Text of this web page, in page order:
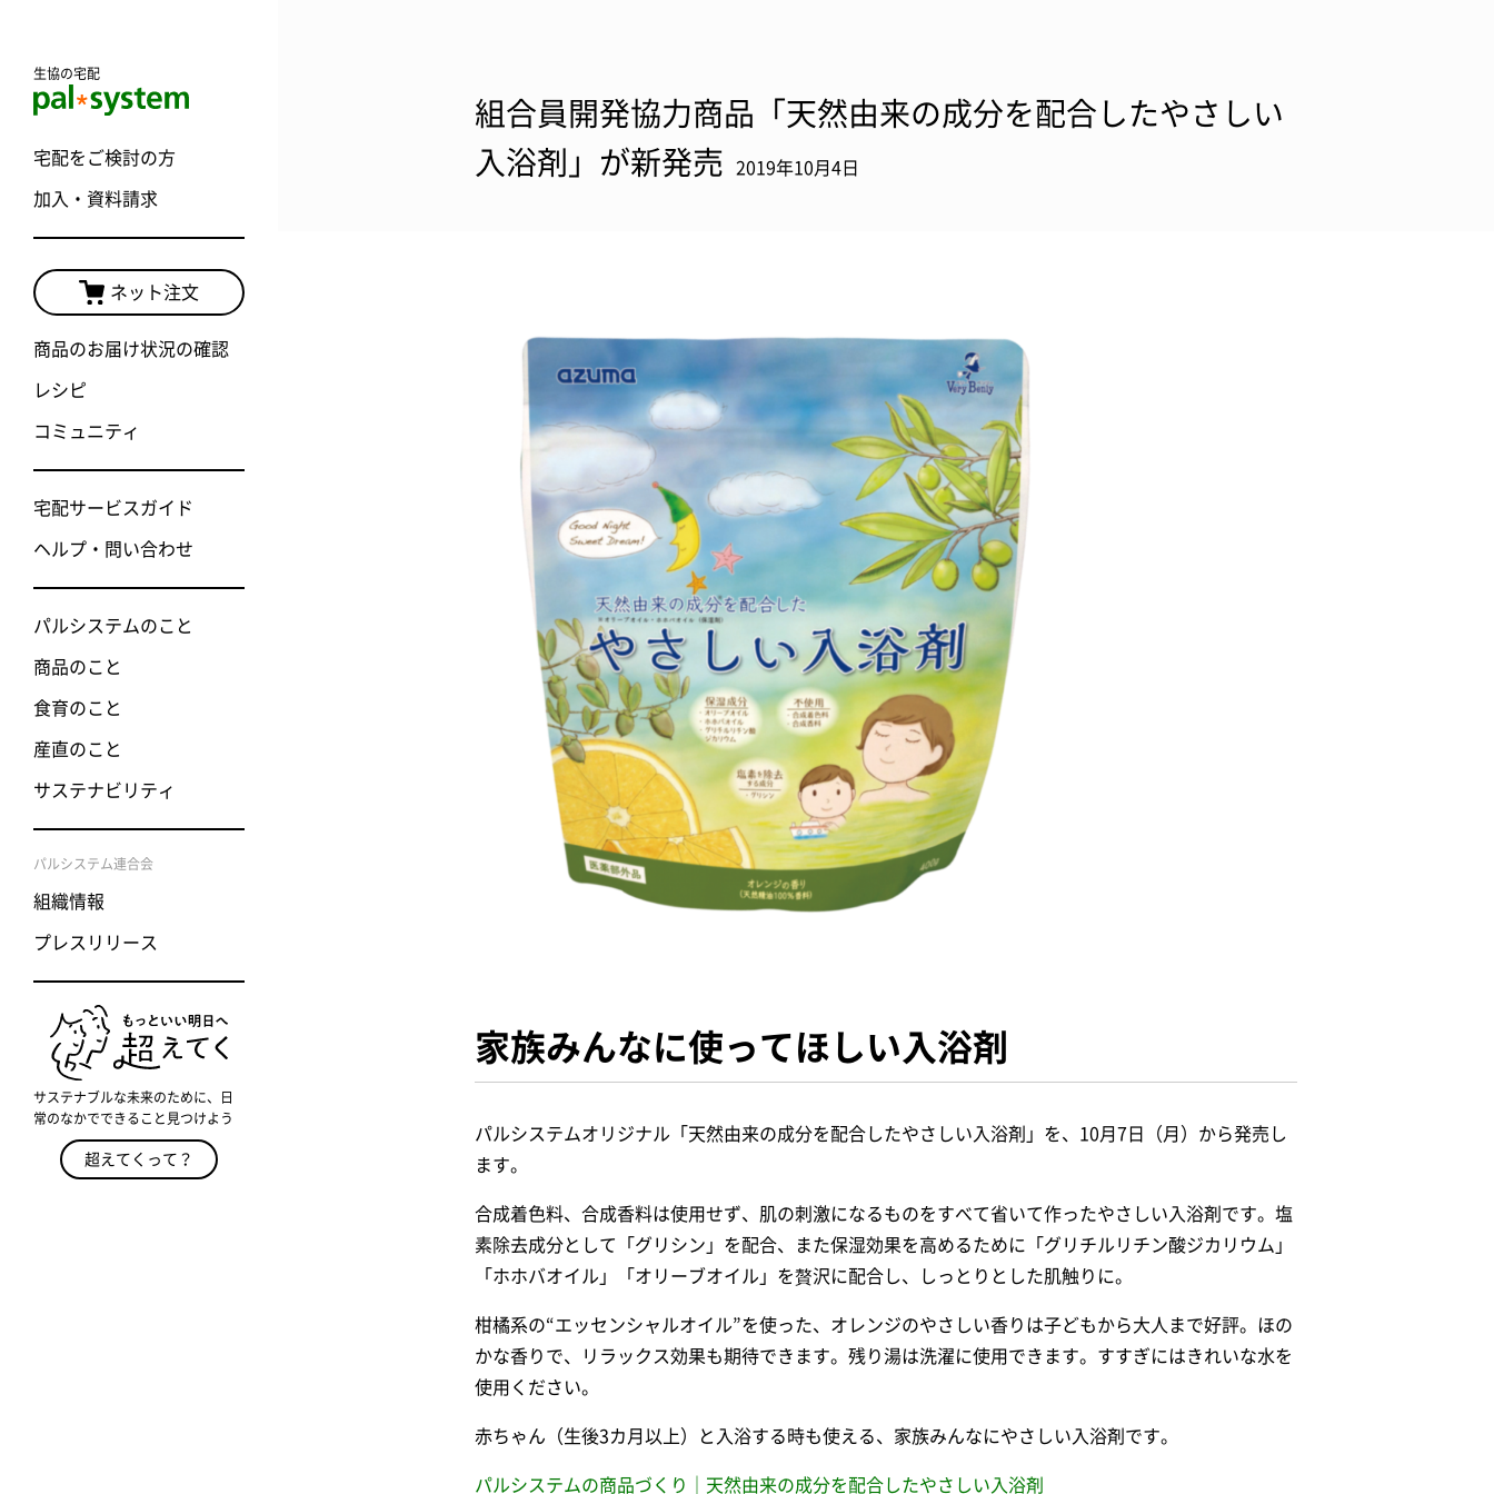
生協の宅配
宅配をご検討の方
加入・資料請求
ネット注文
商品のお届け状況の確認
レシピ
コミュニティ
宅配サービスガイド
ヘルプ・問い合わせ
パルシステムのこと
商品のこと
食育のこと
産直のこと
サステナビリティ
パルシステム連合会
組織情報
プレスリリース
サステナブルな未来のために、日
常のなかでできること見つけよう
超えてくって？
組合員開発協力商品「天然由来の成分を配合したやさしい
入浴剤」が新発売
2019年10月4日
家族みんなに使ってほしい入浴剤
パルシステムオリジナル「天然由来の成分を配合したやさしい入浴剤」を、10月7日（月）から発売し
ます。
合成着色料、合成香料は使用せず、肌の刺激になるものをすべて省いて作ったやさしい入浴剤です。塩
素除去成分として「グリシン」を配合、また保湿効果を高めるために「グリチルリチン酸ジカリウム」
「ホホバオイル」「オリーブオイル」を贅沢に配合し、しっとりとした肌触りに。
柑橘系の“エッセンシャルオイル”を使った、オレンジのやさしい香りは子どもから大人まで好評。ほの
かな香りで、リラックス効果も期待できます。残り湯は洗濯に使用できます。すすぎにはきれいな水を
使用ください。
赤ちゃん（生後3カ月以上）と入浴する時も使える、家族みんなにやさしい入浴剤です。
パルシステムの商品づくり｜天然由来の成分を配合したやさしい入浴剤